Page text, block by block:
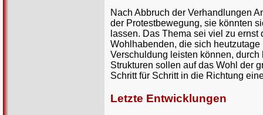
Nach Abbruch der Verhandlungen
der Protestbewegung, sie könnten
lassen. Das Thema sei viel zu
Wohlhabenden, die sich
Verschuldung leisten können,
Strukturen sollen auf das Wohl der
Schritt für Schritt in die Richtung
Letzte Entwicklungen